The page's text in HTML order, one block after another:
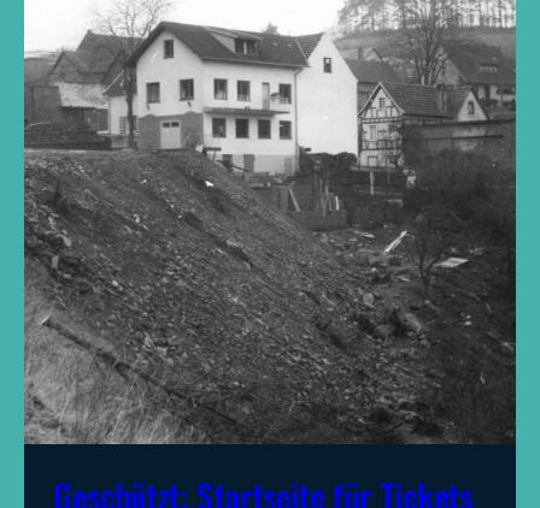
Geschützt: Startseite für Tickets